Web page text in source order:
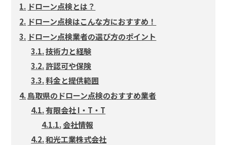
ドローン点検とは？
ドローン点検はこんな方におすすめ！
ドローン点検業者の選び方のポイント
技術力と経験
許認可や保険
料金と提供範囲
鳥取県のドローン点検のおすすめ業者
有限会社 I・T・T
会社情報
和光工業株式会社